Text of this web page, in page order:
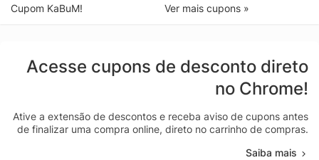
Cupom KaBuM!
Ver mais cupons »
Acesse cupons de desconto direto
no Chrome!
Ative a extensão de descontos e receba aviso de cupons antes
de finalizar uma compra online, direto no carrinho de compras.
Saiba mais